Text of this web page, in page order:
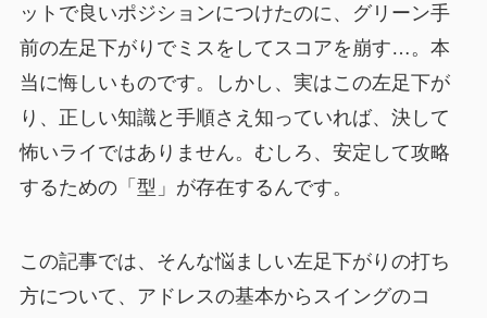
ットで良いポジションにつけたのに、グリーン手
前の左足下がりでミスをしてスコアを崩す…。本
当に悔しいものです。しかし、実はこの左足下が
り、正しい知識と手順さえ知っていれば、決して
怖いライではありません。むしろ、安定して攻略
するための「型」が存在するんです。
この記事では、そんな悩ましい左足下がりの打ち
方について、アドレスの基本からスイングのコ